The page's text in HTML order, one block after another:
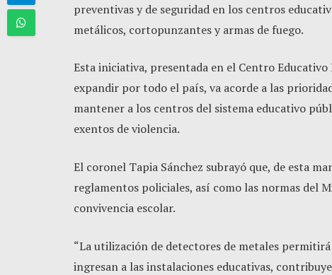
preventivas y de seguridad en los centros
metálicos, cortopunzantes y armas de fuego.
Esta iniciativa, presentada en el Centro
expandir por todo el país, va acorde a las
mantener a los centros del sistema educativo
exentos de violencia.
El coronel Tapia Sánchez subrayó que, de esta
reglamentos policiales, así como las normas del
convivencia escolar.
“La utilización de detectores de metales
ingresan a las instalaciones educativas,